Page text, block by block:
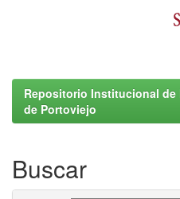
Repositorio Institucional de
de Portoviejo
Buscar